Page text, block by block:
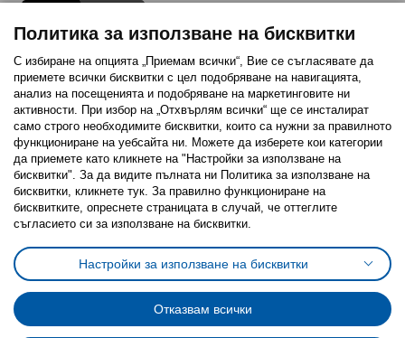
Последвайте ни:
FacebookTwitterYoutubePinterestInstagram
Политика за използване на бисквитки (Cookies)
Избор на настройки за използване на бисквитки
Условия за ползване на ikea.bgОбща политика за личните данни
Политика за защита на личните данни на ikea.bg
Общи условия на програма IKEA Family
Политика за защита на лични данни на програма IKEA Family
Политика за използване на бисквитки
С избиране на опцията „Приемам всички“, Вие се съгласявате да
приемете всички бисквитки с цел подобряване на навигацията,
анализ на посещенията и подобряване на маркетинговите ни
активности. При избор на „Отхвърлям всички“ ще се инсталират
само строго необходимитe бисквитки, които са нужни за правилното
функциониране на уебсайта ни. Можете да изберете кои категории
да приемете като кликнете на "Настройки за използване на
бисквитки". За да видите пълната ни Политика за използване на
бисквитки, кликнете тук. За правилно функциониране на
бисквитките, опреснете страницата в случай, че оттеглите
съгласието си за използване на бисквитки.
Настройки за използване на бисквитки
Отказвам всички